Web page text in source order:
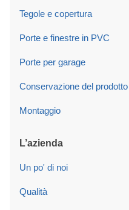
Tegole e copertura
Porte e finestre in PVC
Porte per garage
Conservazione del prodotto
Montaggio
L’azienda
Un po' di noi
Qualità